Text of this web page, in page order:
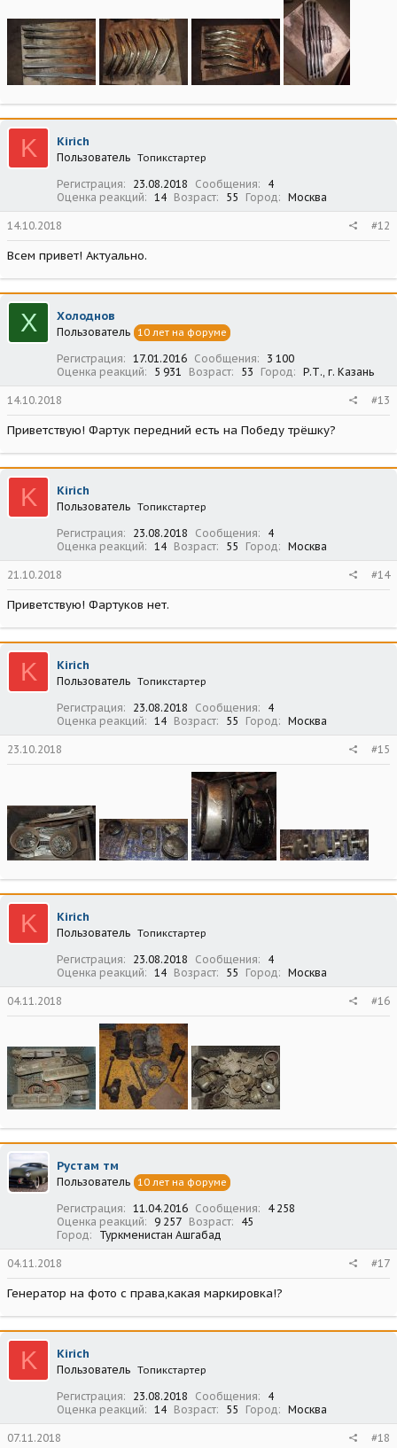
K Kirich
Пользователь Топикстартер
Регистрация 23.08.2018 Сообщения
4
Оценка реакций
14 Возраст 55 Город Москва
14.10.2018 #12
Всем привет! Актуально.
Х Холоднов
Пользователь 10 лет на форуме
Регистрация 17.01.2016 Сообщения
3 100
Оценка реакций
5 931 Возраст 53 Город Р.Т., г. Казань
14.10.2018 #13
Приветствую! Фартук передний есть на Победу трёшку?
K Kirich
Пользователь Топикстартер
Регистрация 23.08.2018 Сообщения
4
Оценка реакций
14 Возраст 55 Город Москва
21.10.2018 #14
Приветствую! Фартуков нет.
K Kirich
Пользователь Топикстартер
Регистрация 23.08.2018 Сообщения
4
Оценка реакций
14 Возраст 55 Город Москва
23.10.2018 #15
K Kirich
Пользователь Топикстартер
Регистрация 23.08.2018 Сообщения
4
Оценка реакций
14 Возраст 55 Город Москва
04.11.2018 #16
Рустам тм
Пользователь 10 лет на форуме
Регистрация 11.04.2016 Сообщения
4 258
Оценка реакций
9 257 Возраст
45
Город
Туркменистан Ашгабад
04.11.2018 #17
Генератор на фото с права,какая маркировка!?
K Kirich
Пользователь Топикстартер
Регистрация 23.08.2018 Сообщения
4
Оценка реакций
14 Возраст 55 Город Москва
07.11.2018 #18